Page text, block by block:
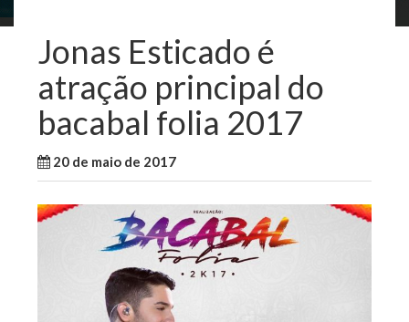
Jonas Esticado é
atração principal do
bacabal folia 2017
20 de maio de 2017